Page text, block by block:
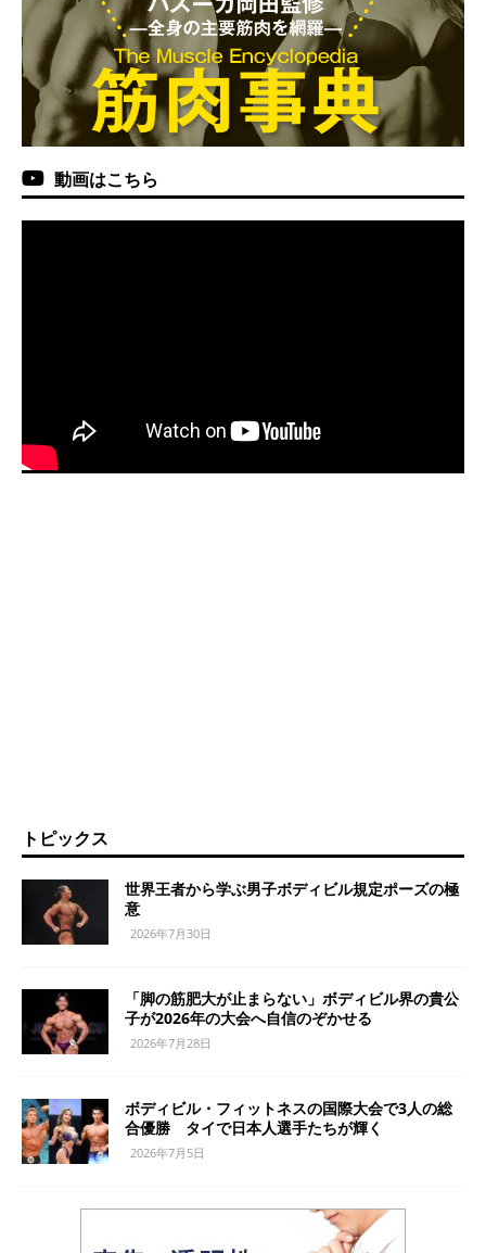
動画はこちら
トピックス
世界王者から学ぶ男子ボディビル規定ポーズの極
意
2026年7月30日
「脚の筋肥大が止まらない」ボディビル界の貴公
子が2026年の大会へ自信のぞかせる
2026年7月28日
ボディビル・フィットネスの国際大会で3人の総
合優勝 タイで日本人選手たちが輝く
2026年7月5日